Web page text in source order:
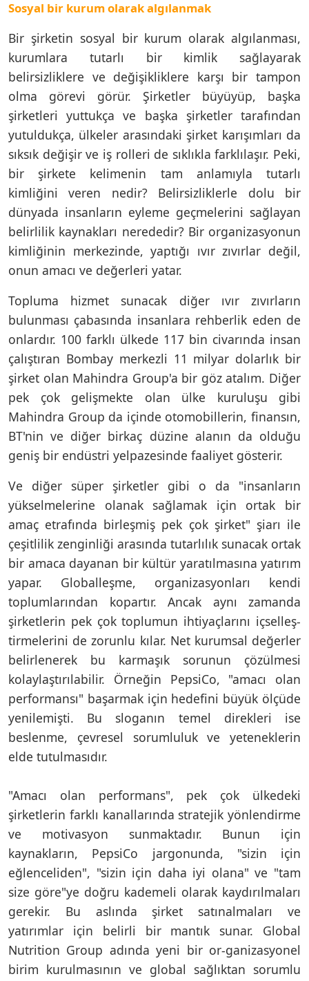
Sosyal bir kurum olarak algılanmak
Bir şirketin sosyal bir kurum olarak algılanması,
kurumlara tutarlı bir kimlik sağlayarak
belirsizliklere ve değişikliklere karşı bir tampon
olma görevi görür. Şirketler büyüyüp, başka
şirketleri yuttukça ve başka şirketler tarafından
yutuldukça, ülkeler arasındaki şirket karışımları da
sıksık değişir ve iş rolleri de sıklıkla farklılaşır. Peki,
bir şirkete kelimenin tam anlamıyla tutarlı
kimliğini veren nedir? Belirsizliklerle dolu bir
dünyada insanların eyleme geçmelerini sağlayan
belirlilik kaynakları nerededir? Bir organizasyonun
kimliğinin merkezinde, yaptığı ıvır zıvırlar değil,
onun amacı ve değerleri yatar.
Topluma hizmet sunacak diğer ıvır zıvırların
bulunması çabasında insanlara rehberlik eden de
onlardır. 100 farklı ülkede 117 bin civarında insan
çalıştıran Bombay merkezli 11 milyar dolarlık bir
şirket olan Mahindra Group'a bir göz atalım. Diğer
pek çok gelişmekte olan ülke kuruluşu gibi
Mahindra Group da içinde otomobillerin, finansın,
BT'nin ve diğer birkaç düzine alanın da olduğu
geniş bir endüstri yelpazesinde faaliyet gösterir.
Ve diğer süper şirketler gibi o da "insanların
yükselmelerine olanak sağlamak için ortak bir
amaç etrafında birleşmiş pek çok şirket" şiarı ile
çeşitlilik zenginliği arasında tutarlılık sunacak ortak
bir amaca dayanan bir kültür yaratılmasına yatırım
yapar. Globalleşme, organizasyonları kendi
toplumlarından kopartır. Ancak aynı zamanda
şirketlerin pek çok toplumun ihtiyaçlarını içselleş-
tirmelerini de zorunlu kılar. Net kurumsal değerler
belirlenerek bu karmaşık sorunun çözülmesi
kolaylaştırılabilir. Örneğin PepsiCo, "amacı olan
performansı" başarmak için hedefini büyük ölçüde
yenilemişti. Bu sloganın temel direkleri ise
beslenme, çevresel sorumluluk ve yeteneklerin
elde tutulmasıdır.
"Amacı olan performans", pek çok ülkedeki
şirketlerin farklı kanallarında stratejik yönlendirme
ve motivasyon sunmaktadır. Bunun için
kaynakların, PepsiCo jargonunda, "sizin için
eğlenceliden", "sizin için daha iyi olana" ve "tam
size göre"ye doğru kademeli olarak kaydırılmaları
gerekir. Bu aslında şirket satınalmaları ve
yatırımlar için belirli bir mantık sunar. Global
Nutrition Group adında yeni bir or-ganizasyonel
birim kurulmasının ve global sağlıktan sorumlu